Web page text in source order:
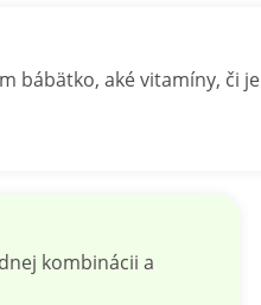
bábätko, aké vitamíny, či je
kombinácii a